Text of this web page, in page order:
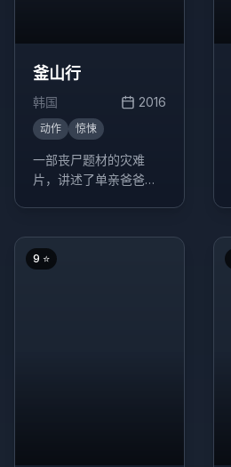
釜山行
韩国 2016
动作 惊悚
一部丧尸题材的灾难
片，讲述了单亲爸爸石
车上发生丧尸病毒爆发
的故事。
9 ⭐